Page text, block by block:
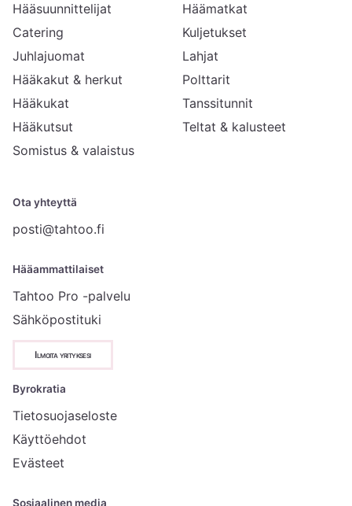
Ota yhteyttä
posti@tahtoo.fi
Hääammattilaiset
Tahtoo Pro -palvelu
Sähköpostituki
Ilmoita yrityksesi
Byrokratia
Tietosuojaseloste
Käyttöehdot
Evästeet
Sosiaalinen media
Hääsuunnittelijat
Catering
Juhlajuomat
Hääkakut & herkut
Hääkukat
Hääkutsut
Somistus & valaistus
Häämatkat
Kuljetukset
Lahjat
Polttarit
Tanssitunnit
Teltat & kalusteet